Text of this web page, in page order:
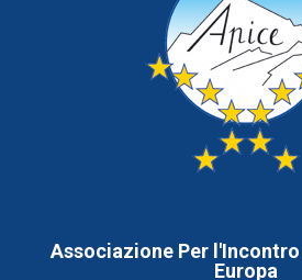
Associazione Per
Europa